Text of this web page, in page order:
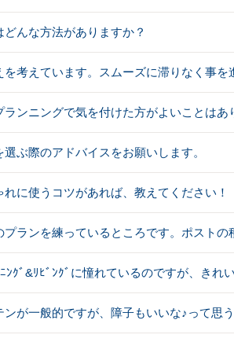
んな方法がありますか？
考えています。スムーズに滞りなく事を
ンニングで気を付けた方がよいことはあ
ぶ際のアドバイスをお願いします。
に使うコツがあれば、教えてください！
ランを練っているところです。ポストの
ﾝｸﾞ&ﾘﾋﾞﾝｸﾞに憧れているのですが、きれ
が一般的ですが、障子もいいな♪って思